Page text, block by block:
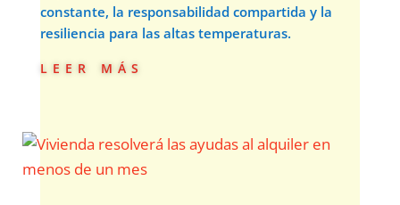
constante, la responsabilidad compartida y la
resiliencia para las altas temperaturas.
leer más